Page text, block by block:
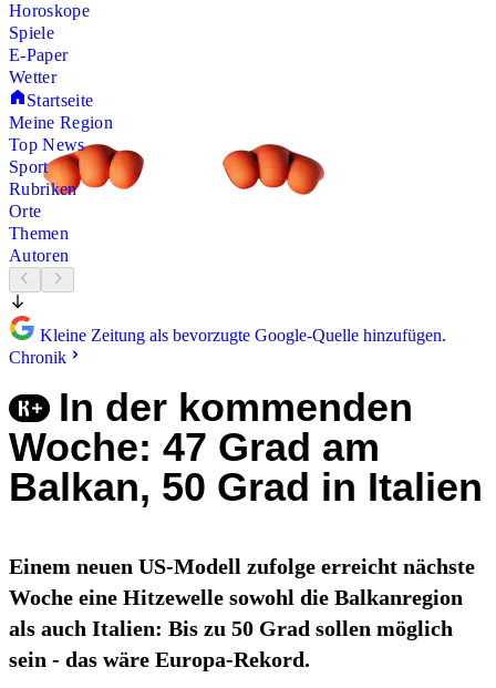
Horoskope
Spiele
E-Paper
Wetter
Startseite
Meine Region
Top News
Sport
Rubriken
Orte
Themen
Autoren
Kleine Zeitung als bevorzugte Google-Quelle hinzufügen.
Chronik
In der kommenden
Woche: 47 Grad am
Balkan, 50 Grad in Italien
Einem neuen US-Modell zufolge erreicht nächste
Woche eine Hitzewelle sowohl die Balkanregion
als auch Italien: Bis zu 50 Grad sollen möglich
sein - das wäre Europa-Rekord.